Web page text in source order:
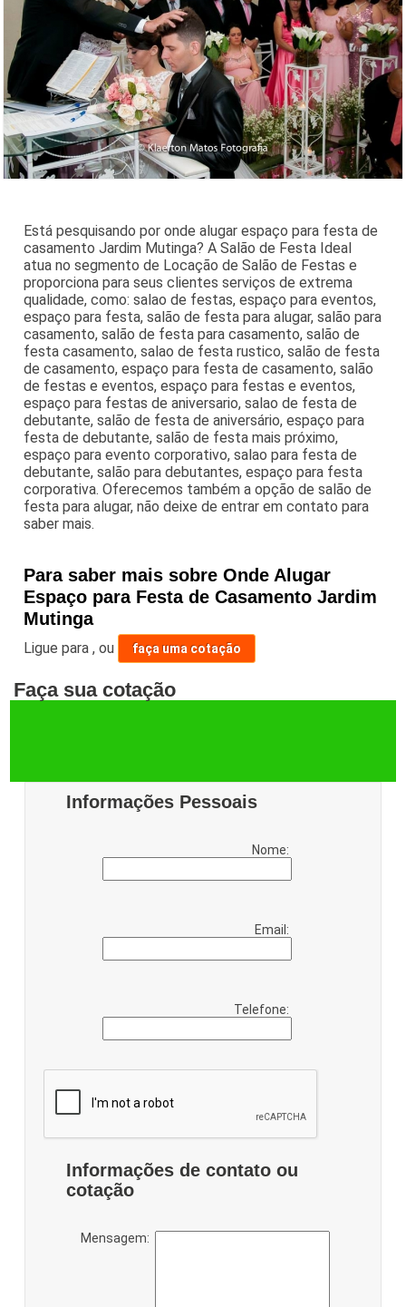
Está pesquisando por onde alugar espaço para festa de
casamento Jardim Mutinga? A Salão de Festa Ideal
atua no segmento de Locação de Salão de Festas e
proporciona para seus clientes serviços de extrema
qualidade, como: salao de festas, espaço para eventos,
espaço para festa, salão de festa para alugar, salão para
casamento, salão de festa para casamento, salão de
festa casamento, salao de festa rustico, salão de festa
de casamento, espaço para festa de casamento, salão
de festas e eventos, espaço para festas e eventos,
espaço para festas de aniversario, salao de festa de
debutante, salão de festa de aniversário, espaço para
festa de debutante, salão de festa mais próximo,
espaço para evento corporativo, salao para festa de
debutante, salão para debutantes, espaço para festa
corporativa. Oferecemos também a opção de salão de
festa para alugar, não deixe de entrar em contato para
saber mais.
Para saber mais sobre Onde Alugar
Espaço para Festa de Casamento Jardim
Mutinga
Ligue para,ou faça uma cotação
Faça sua cotação
Informações Pessoais
Nome:
Email:
Telefone:
Informações de contato ou
cotação
Mensagem: